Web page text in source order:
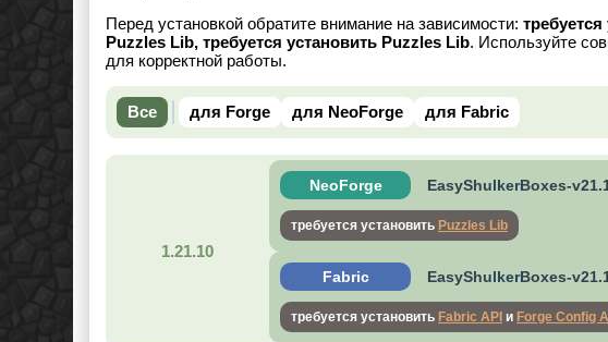
Перед установкой обратите внимание на зависимости:
Puzzles Lib, требуется установить Puzzles Lib. Используйте
для корректной работы.
Все для Forge для NeoForge для Fabric
1.21.10
NeoForge EasyShulkerBoxes-
требуется установить Puzzles Lib
Fabric EasyShulkerBoxes-
требуется установить Fabric API и Forge Config